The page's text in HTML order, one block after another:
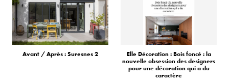
Avant / Après : Suresnes 2
Elle Décoration : Bois foncé : la
nouvelle obsession des designers
pour une décoration qui a du
caractère